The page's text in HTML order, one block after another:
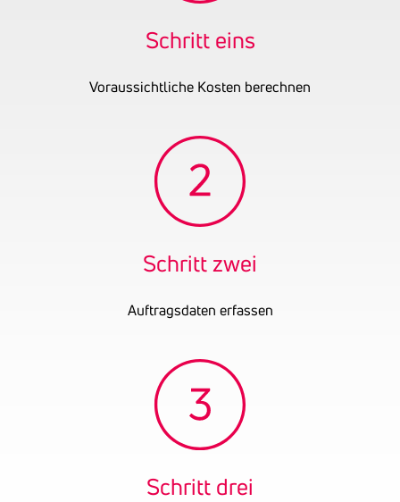
sowie der Handel mit
Gebrauchtwaren. Weiters
werden auch
durchgeführt.
Firmenbuchnummer
FN 421956 z
ATU69143401
17836492
Schritt eins
Voraussichtliche Kosten berechnen
Schritt zwei
Auftragsdaten erfassen
Schritt drei